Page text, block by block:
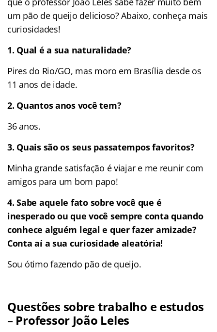
um pão de queijo delicioso? Abaixo, conheça mais
curiosidades!
1. Qual é a sua naturalidade?
Pires do Rio/GO, mas moro em Brasília desde os
11 anos de idade.
2. Quantos anos você tem?
36 anos.
3. Quais são os seus passatempos favoritos?
Minha grande satisfação é viajar e me reunir com
amigos para um bom papo!
4. Sabe aquele fato sobre você que é
inesperado ou que você sempre conta quando
conhece alguém legal e quer fazer amizade?
Conta aí a sua curiosidade aleatória!
Sou ótimo fazendo pão de queijo.
Questões sobre trabalho e estudos
– Professor João Leles